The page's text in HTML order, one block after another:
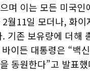
며 이는 모든 미국
월11일 모더나, 화
기존 보유량에 더해
이든 대통령은 “백
동원한다”고 발표